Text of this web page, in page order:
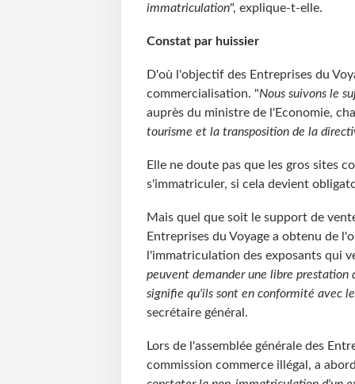
immatriculation", explique-t-elle.
Constat par huissier
D'où l'objectif des Entreprises du
commercialisation. "Nous suivons le
auprès du ministre de l'Economie,
tourisme et la transposition de la
Elle ne doute pas que les gros sites
s'immatriculer, si cela devient
Mais quel que soit le support de
Entreprises du Voyage a obtenu de
l'immatriculation des exposants qui
peuvent demander une libre prestation
signifie qu'ils sont en conformité avec
secrétaire général.
Lors de l'assemblée générale des
commission commerce illégal, a